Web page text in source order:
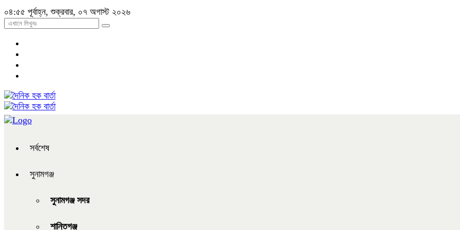
০৪:৫৫ পূর্বাহ্ন, শুক্রবার, ০৭ অগাস্ট ২০২৬
সর্বশেষ
সুনামগঞ্জ
সুনামগঞ্জ সদর
শান্তিগঞ্জ